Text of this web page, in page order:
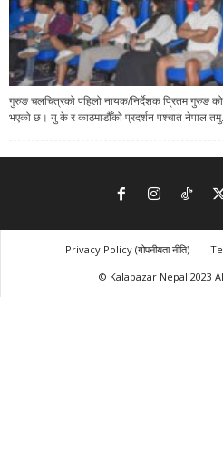
गुरुङ चलचित्रको पहिलो नायक/निर्देशक प्रितम गुरुङ
भएको छ। यु के र काठमाडौँको प्रदर्शन पश्चात नेपाल तमु...
Privacy Policy (गोपनीयता नीति)
© Kalabazar Nepal 2023